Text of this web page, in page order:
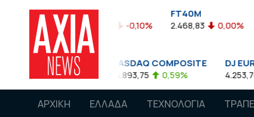
FTASE
3.774,48 -0,10% 2.468,83 0,00% 1.545,63
0,08%
NASDAQ COMPOSITE
14.893,75 0,59%
DJ EURO
4.253,76 -
ΑΡΧΙΚΗ ΕΛΛΑΔΑ ΤΕΧΝΟΛΟΓΙΑ